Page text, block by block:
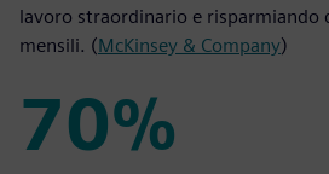
lavoro straordinario e risparmiando
mensili. (McKinsey & Company)
70%